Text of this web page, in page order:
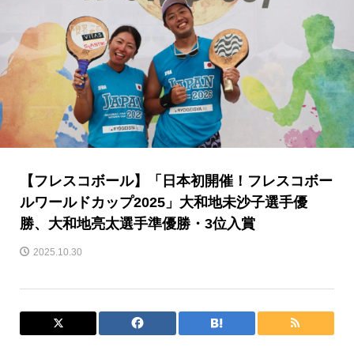
【フレスコボール】「日本初開催！フレスコボー
ルワールドカップ2025」大和地未沙子選手優
勝、大和地亮太選手準優勝・3位入賞
2025.10.30